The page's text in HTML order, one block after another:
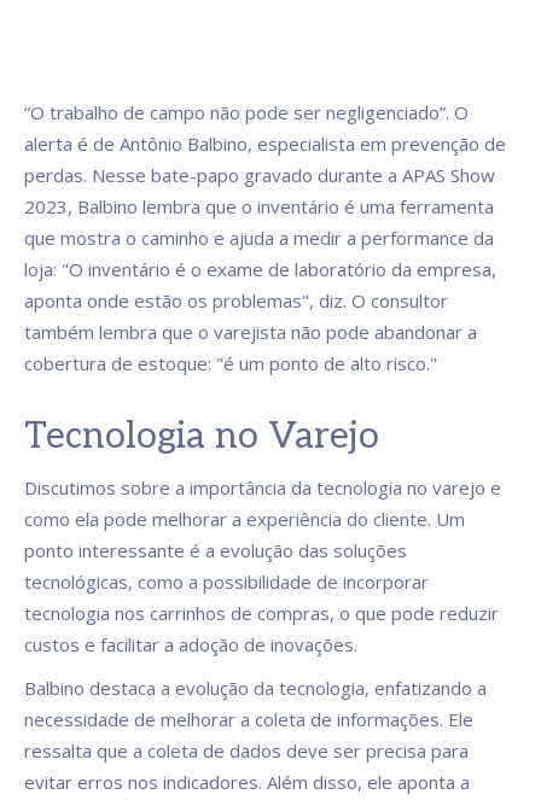
“O trabalho de campo não pode ser negligenciado”. O
alerta é de Antônio Balbino, especialista em prevenção de
perdas. Nesse bate-papo gravado durante a APAS Show
2023, Balbino lembra que o inventário é uma ferramenta
que mostra o caminho e ajuda a medir a performance da
loja: "O inventário é o exame de laboratório da empresa,
aponta onde estão os problemas", diz. O consultor
também lembra que o varejista não pode abandonar a
cobertura de estoque: "é um ponto de alto risco."
Tecnologia no Varejo
Discutimos sobre a importância da tecnologia no varejo e
como ela pode melhorar a experiência do cliente. Um
ponto interessante é a evolução das soluções
tecnológicas, como a possibilidade de incorporar
tecnologia nos carrinhos de compras, o que pode reduzir
custos e facilitar a adoção de inovações.
Balbino destaca a evolução da tecnologia, enfatizando a
necessidade de melhorar a coleta de informações. Ele
ressalta que a coleta de dados deve ser precisa para
evitar erros nos indicadores. Além disso, ele aponta a